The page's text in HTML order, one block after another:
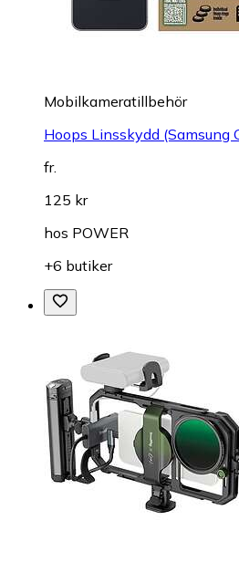
Mobilkameratillbehör
Hoops Linsskydd (Samsung
fr.
125 kr
hos POWER
+6 butiker